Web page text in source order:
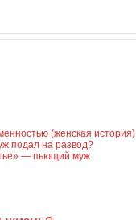
(женская история)
подал на развод?
— пьющий муж